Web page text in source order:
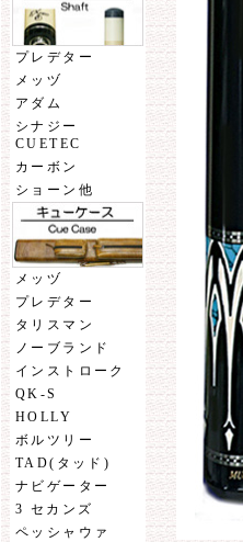
プレデター
メッヅ
アダム
シナジー
CUETEC
カーボン
ショーン他
メッヅ
プレデター
タリスマン
ノーブランド
インストローク
QK-S
HOLLY
ボルツリー
TAD(タッド)
ナビゲーター
3 セカンズ
ペッシャウァ